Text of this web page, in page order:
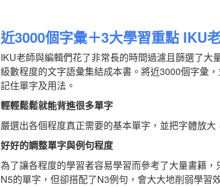
近3000個字彙＋3大學習重點 IKU
IKU老師與編輯們花了非常長的時間過濾且篩選了
級數程度的文字語彙集結成本書。將近3000個字彙
記住單字及用法。
輕輕鬆鬆就能背進很多單字
嚴選出各個程度真正需要的基本單字，並把字體放
好好的調整單字與例句程度
為了讓各程度的學習者容易學習而參考了大量書籍
N5的單字，但卻搭配了N3例句，會大大地削弱學習